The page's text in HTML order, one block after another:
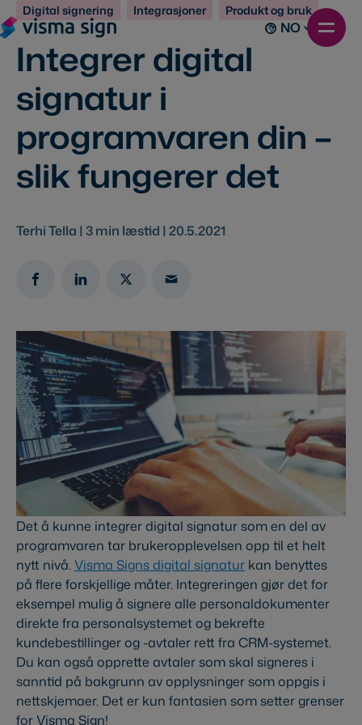
NO
Digital signering Integrasjoner Produkt og bruk
Integrer digital
signatur i
programvaren din –
slik fungerer det
Terhi Tella | 3min læstid | 20.5.2021
Det å kunne integrer digital signatur som en del av
programvaren tar brukeropplevelsen opp til et helt
nytt nivå. Visma Signs digital signatur kan benyttes
på flere forskjellige måter. Integreringen gjør det for
eksempel mulig å signere alle personaldokumenter
direkte fra personalsystemet og bekrefte
kundebestillinger og -avtaler rett fra CRM-systemet.
Du kan også opprette avtaler som skal signeres i
sanntid på bakgrunn av opplysninger som oppgis i
nettskjemaer. Det er kun fantasien som setter grenser
for Visma Sign!